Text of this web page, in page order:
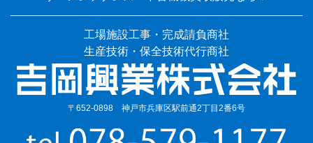
工場施設工事・完成請負商社
生産技術・保全技術代行商社
〒652-0898 神戸市兵庫区駅前通2丁目2番6号